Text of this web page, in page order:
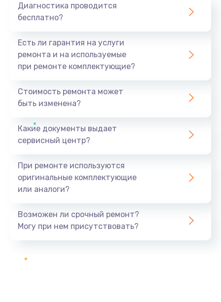
Диагностика проводится
бесплатно?
Есть ли гарантия на услуги
ремонта и на используемые
при ремонте комплектующие?
Стоимость ремонта может
быть изменена?
Какие документы выдает
сервисный центр?
При ремонте используются
оригинальные комплектующие
или аналоги?
Возможен ли срочный ремонт?
Могу при нем присутствовать?